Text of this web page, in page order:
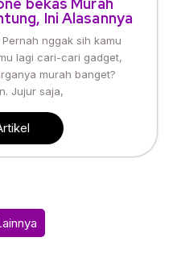
bekas Murah
Ini Alasannya
Pernah nggak sih kamu
lagi cari-cari gadget,
murah banget?
Jujur saja,